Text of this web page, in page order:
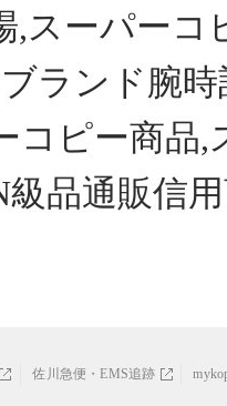
,スーパー
ランド腕
コピー商品
品通販信
佐川急便・EMS追跡